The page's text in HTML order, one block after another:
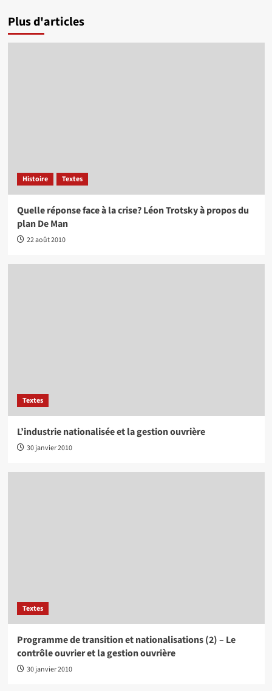
Plus d'articles
Histoire Textes
Quelle réponse face à la crise? Léon Trotsky à propos du
plan De Man
22 août 2010
Textes
L’industrie nationalisée et la gestion ouvrière
30 janvier 2010
Textes
Programme de transition et nationalisations (2) – Le
contrôle ouvrier et la gestion ouvrière
30 janvier 2010